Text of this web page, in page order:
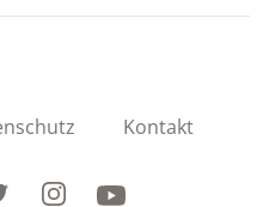
Kontakt
InstagramYoutube